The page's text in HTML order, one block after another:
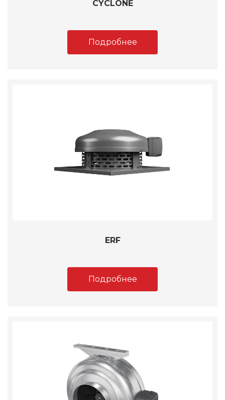
CYCLONE
Подробнее
ERF
Подробнее